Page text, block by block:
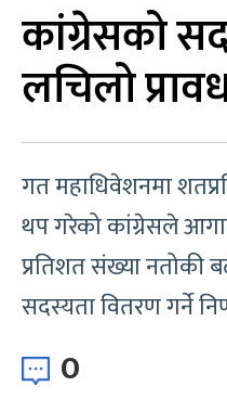
कांग्रेसको
लचिलो
गत महाधिवेशनमा
थप गरेको कांग्रेसले
प्रतिशत संख्या नतोकी
सदस्यता वितरण गर्ने
0